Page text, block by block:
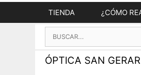
TIENDA ¿CÓMO
BUSCAR:
ÓPTICA SAN